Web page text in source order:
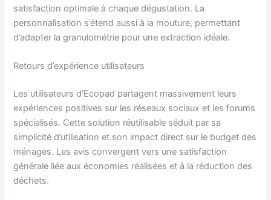
satisfaction optimale à chaque dégustation. La
personnalisation s’étend aussi à la mouture, permettant
d’adapter la granulométrie pour une extraction idéale.
Retours d’expérience utilisateurs
Les utilisateurs d’Ecopad partagent massivement leurs
expériences positives sur les réseaux sociaux et les forums
spécialisés. Cette solution réutilisable séduit par sa
simplicité d’utilisation et son impact direct sur le budget des
ménages. Les avis convergent vers une satisfaction
générale liée aux économies réalisées et à la réduction des
déchets.